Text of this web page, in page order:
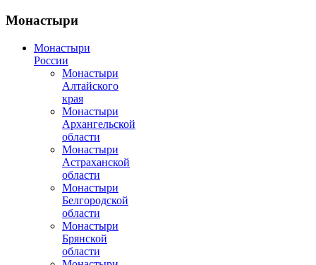
Монастыри
Монастыри
России
Монастыри
Алтайского
края
Монастыри
Архангельской
области
Монастыри
Астраханской
области
Монастыри
Белгородской
области
Монастыри
Брянской
области